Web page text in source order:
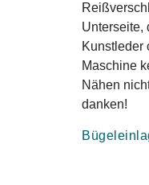
Unterseite,
Kunstleder
Maschine
Nähen
danken!